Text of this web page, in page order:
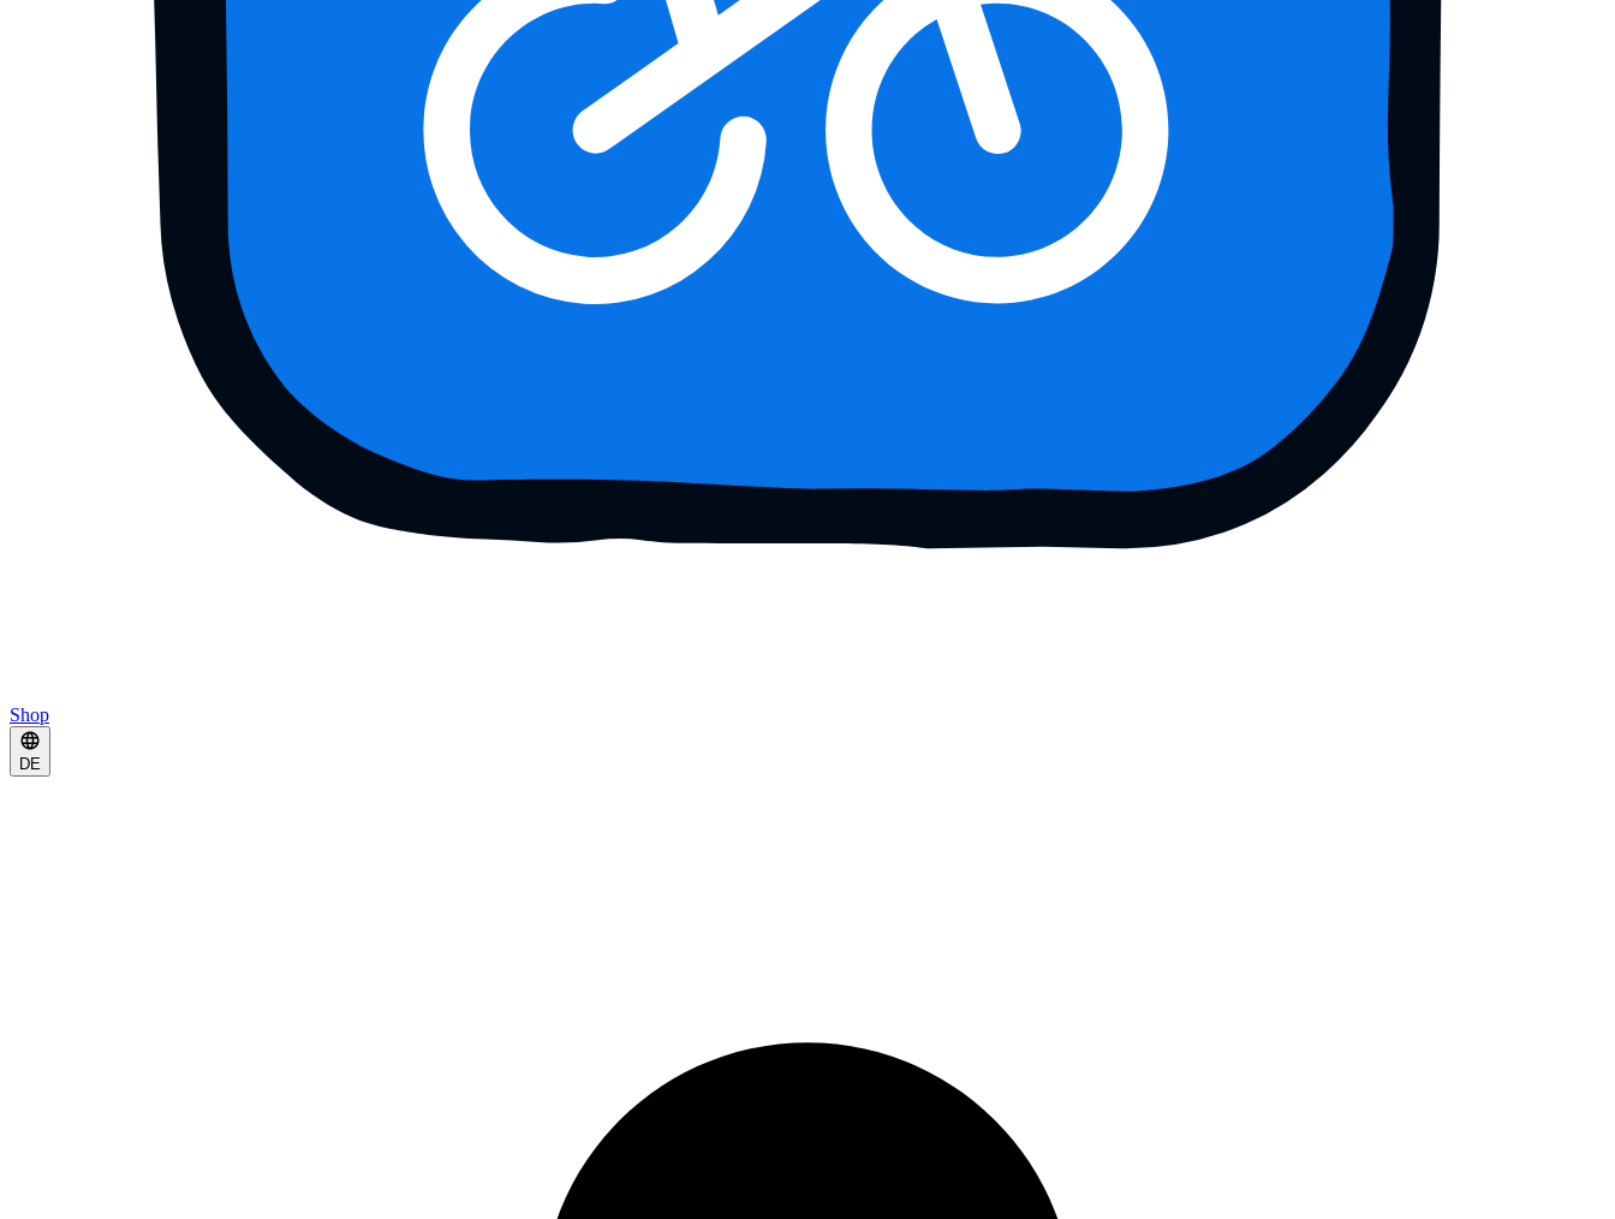
Shop
DE